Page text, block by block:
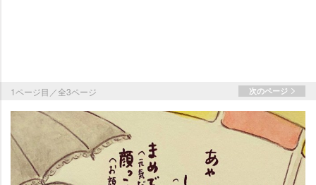
1ページ目／全3ページ 次のページ